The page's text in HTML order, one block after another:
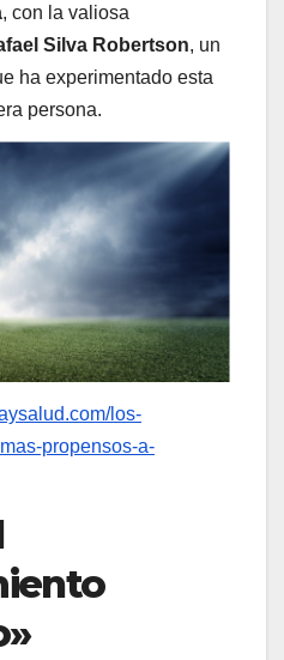
, con la valiosa
Silva Robertson, un
ha experimentado esta
persona.
los-
propensos-a-